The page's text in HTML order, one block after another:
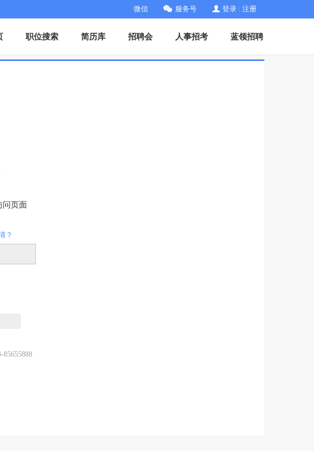
微信 服务号 登录 注册
职位搜索 简历库 招聘会 人事招考 蓝领招聘
问页面
？